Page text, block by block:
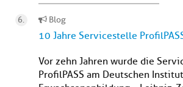
Blog
10 Jahre Servicestelle
Vor zehn Jahren wurde die
ProfilPASS am Deutschen